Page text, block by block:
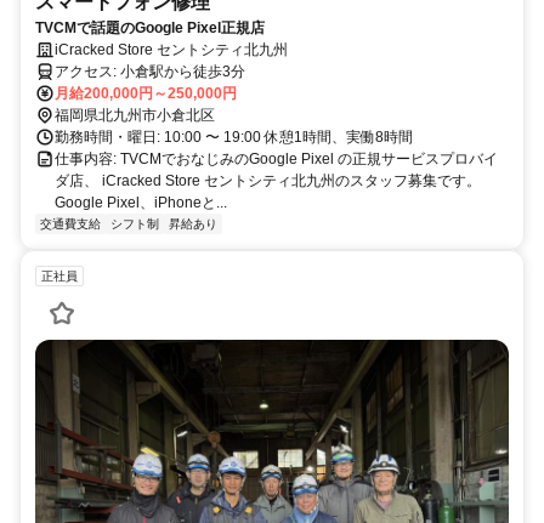
TVCMで話題のGoogle Pixel正規店
iCracked Store セントシティ北九州
アクセス: 小倉駅から徒歩3分
月給200,000円～250,000円
福岡県北九州市小倉北区
勤務時間・曜日: 10:00 〜 19:00 休憩1時間、実働8時間
仕事内容: TVCMでおなじみのGoogle Pixel の正規サービスプロバイ
ダ店、 iCracked Store セントシティ北九州のスタッフ募集です。
Google Pixel、iPhoneと...
交通費支給 シフト制 昇給あり
正社員